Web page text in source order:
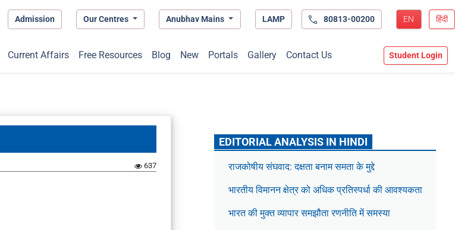
Admission Our Centres Anubhav Mains LAMP 80813-00200 EN हिंदी
Current Affairs Free Resources Blog New Portals Gallery Contact Us Student Login
637
EDITORIAL ANALYSIS IN HINDI
राजकोषीय संघवाद: दक्षता बनाम समता के मुद्दे
भारतीय विमानन क्षेत्र को अधिक प्रतिस्पर्धा की आवश्यकता
भारत की मुक्त व्यापार समझौता रणनीति में समस्या